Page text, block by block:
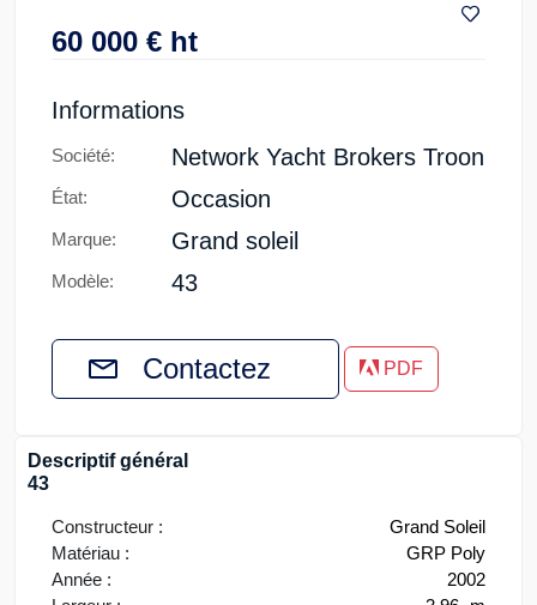
60 000 € ht
Informations
Société: Network Yacht Brokers Troon
État: Occasion
Marque: Grand soleil
Modèle: 43
Contactez PDF
Descriptif général
43
Constructeur :
Grand Soleil
Matériau :
GRP Poly
Année :
2002